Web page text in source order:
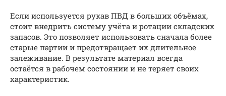
Если используется рукав ПВД в больших объёмах,
стоит внедрить систему учёта и ротации складских
запасов. Это позволяет использовать сначала более
старые партии и предотвращает их длительное
залеживание. В результате материал всегда
остаётся в рабочем состоянии и не теряет своих
характеристик.